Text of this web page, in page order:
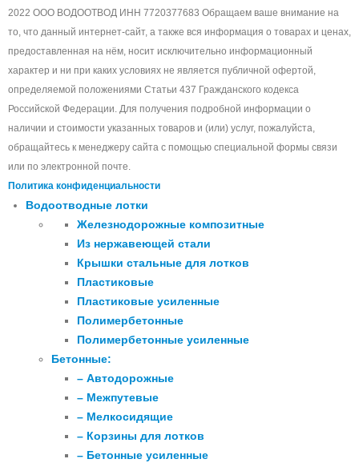
2022 ООО ВОДООТВОД ИНН 7720377683 Обращаем ваше внимание на
то, что данный интернет-сайт, а также вся информация о товарах и ценах,
предоставленная на нём, носит исключительно информационный
характер и ни при каких условиях не является публичной офертой,
определяемой положениями Статьи 437 Гражданского кодекса
Российской Федерации. Для получения подробной информации о
наличии и стоимости указанных товаров и (или) услуг, пожалуйста,
обращайтесь к менеджеру сайта с помощью специальной формы связи
или по электронной почте.
Политика конфиденциальности
Водоотводные лотки
Железнодорожные композитные
Из нержавеющей стали
Крышки стальные для лотков
Пластиковые
Пластиковые усиленные
Полимербетонные
Полимербетонные усиленные
Бетонные:
– Автодорожные
– Межпутевые
– Мелкосидящие
– Корзины для лотков
– Бетонные усиленные